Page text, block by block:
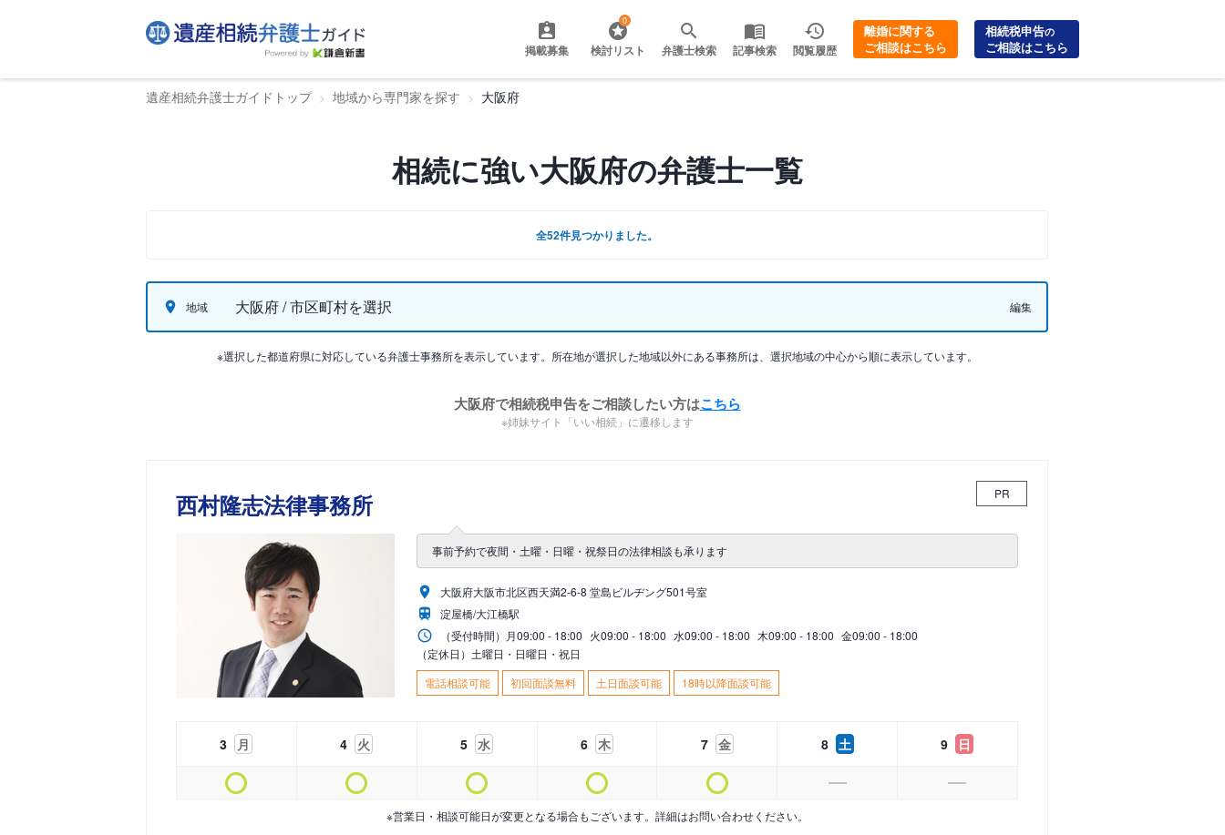
掲載募集
0
検討リスト 弁護士検索 記事検索 閲覧履歴
離婚に関する
ご相談はこちら
相続税申告の
ご相談はこちら
遺産相続弁護士ガイドトップ 地域から専門家を探す 大阪府
相続に強い大阪府の弁護士一覧
全52件見つかりました。
地域 大阪府 / 市区町村を選択 編集
※選択した都道府県に対応している弁護士事務所を表示しています。所在地が選択した地域以外にある事務所は、選択地域の中心から順に表示しています。
大阪府で相続税申告をご相談したい方はこちら
※姉妹サイト「いい相続」に遷移します
西村隆志法律事務所 PR
事前予約で夜間・土曜・日曜・祝祭日の法律相談も承ります
大阪府大阪市北区西天満2-6-8 堂島ビルヂング501号室
淀屋橋/大江橋駅
（受付時間） 月09:00 - 18:00 火09:00 - 18:00 水09:00 - 18:00 木09:00 - 18:00 金09:00 - 18:00
（定休日）土曜日・日曜日・祝日
電話相談可能
初回面談無料 土日面談可能 18時以降面談可能
3 月 4 火 5 水 6 木 7 金 8 土 9 日
※営業日・相談可能日が変更となる場合もございます。詳細はお問い合わせください。